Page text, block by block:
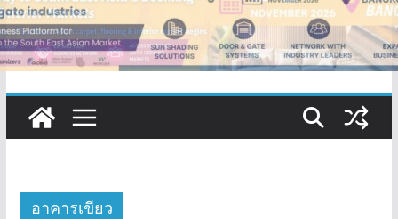
อาคารเขียว